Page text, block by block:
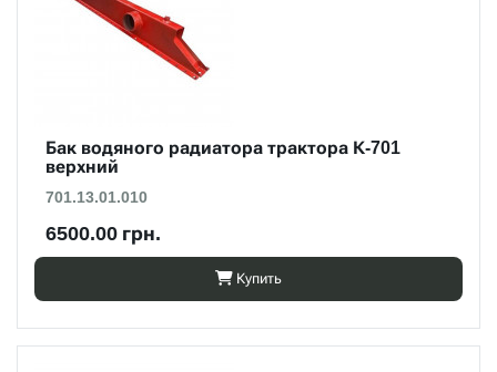
Бак водяного радиатора трактора К-701
верхний
701.13.01.010
6500.00 грн.
Купить